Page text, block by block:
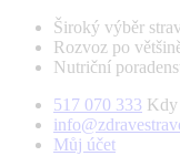
Široký výběr
Rozvoz po
Nutriční
517 070 333 Kdy
Můj účet